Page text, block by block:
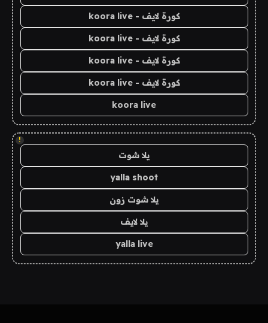
كورة لايف - koora live
كورة لايف - koora live
كورة لايف - koora live
كورة لايف - koora live
koora live
!
يلا شوت
yalla shoot
يلا شوت زون
يلا لايف
yalla live